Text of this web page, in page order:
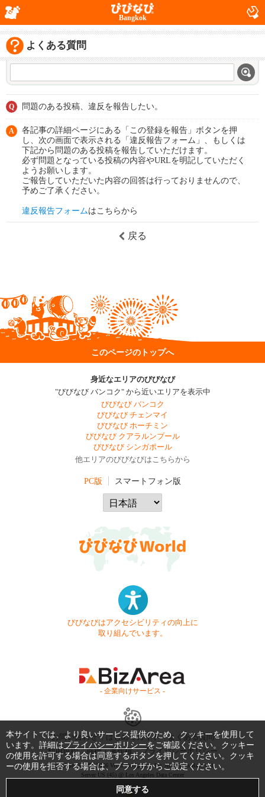
Bangkok
よくある質問
Q 問題のある投稿、違反を報告したい。
A
各記事の詳細ページにある「この登録を報告」ボタンを押
し、次の画面で表示される「違反報告フォーム」、もしくは
下記から問題のある投稿を報告していただけます。
必ず問題となっている投稿の内容やURLを明記していただく
ようお願いします。
ご報告していただいた内容の回答は行っておりませんので、
予めご了承ください。
違反報告フォームはこちらから
戻る
このページのトップへ
身近なエリアのびびなび
"びびなび バンコク" から近いエリアを表示中
びびなび バンコク
びびなび チェンマイ
びびなび ホーチミン
びびなび クアラルンプール
びびなび シンガポール
他エリアのびびなびはこちらから
PC版 スマートフォン版
びびなびはアクセシビリティの向上に
取り組んでいます。
- 企業向けサービス -
お問い合わせ はじめてガイド
よくある質問
利用規約
商標・著作権 プライバシーポリシー
Copyright © 1999-2026 Vivid Navigation, Inc. All Rights Reserved.
Server US (45) @ Los Angeles Data Center
本サイトでは、より良いサービス提供のため、クッキーを使用して
います。詳細はプライバシーポリシーをご確認ください。クッキー
の使用を許可する場合は同意するボタンを押してください。クッキ
ーの使用を拒否する場合は、ブラウザからご設定ください。